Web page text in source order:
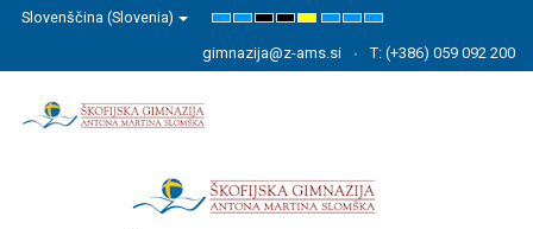
Slovenščina (Slovenia)
Default
NightHigh
Black
White
High
Black
High
Yellow
Set
Font
Set
Font
Set
Font
gimnazija@z-ams.si T: (+386) 059 092 200